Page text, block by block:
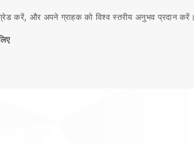
करें, और अपने ग्राहक को विश्व स्तरीय अनुभव प्रदान करें।